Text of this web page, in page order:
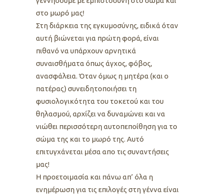
στο μωρό μας!
Στη διάρκεια της εγκυμοσύνης, ειδικά όταν
αυτή βιώνεται για πρώτη φορά, είναι
πιθανό να υπάρχουν αρνητικά
συναισθήματα όπως άγχος, φόβος,
ανασφάλεια. Όταν όμως η μητέρα (και ο
πατέρας) συνειδητοποιήσει τη
φυσιολογικότητα του τοκετού και του
θηλασμού, αρχίζει να δυναμώνει και να
νιώθει περισσότερη αυτοπεποίθηση για το
σώμα της και το μωρό της. Αυτό
επιτυγχάνεται μέσα απο τις συναντήσεις
μας!
Η προετοιμασία και πάνω απ’ όλα η
ενημέρωση για τις επιλογές στη γέννα είναι